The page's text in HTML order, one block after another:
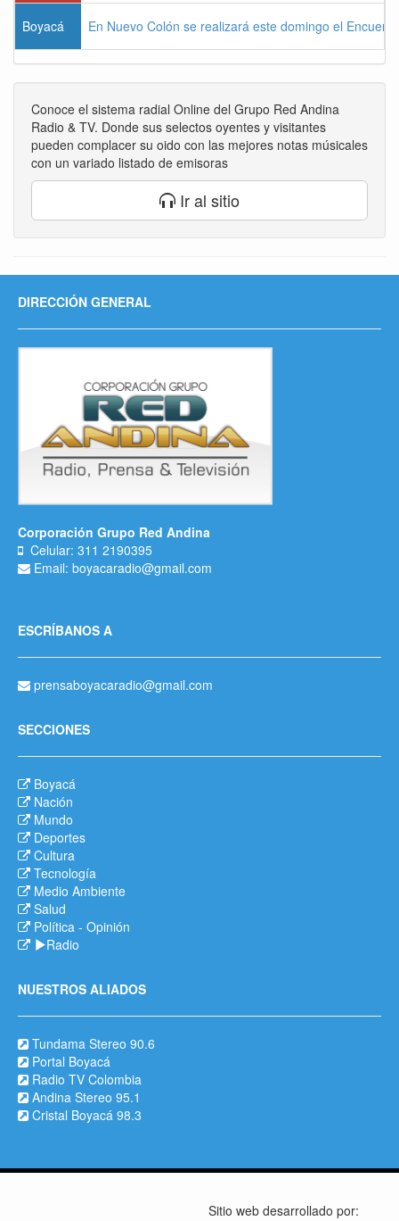
Boyacá En Nuevo Colón se realizará este domingo el
Conoce el sistema radial Online del Grupo Red Andina
Radio & TV. Donde sus selectos oyentes y visitantes
pueden complacer su oido con las mejores notas músicales
con un variado listado de emisoras
Ir al sitio
DIRECCIÓN GENERAL
Corporación Grupo Red Andina
Celular: 311 2190395
Email: boyacaradio@gmail.com
ESCRÍBANOS A
prensaboyacaradio@gmail.com
SECCIONES
Boyacá
Nación
Mundo
Deportes
Cultura
Tecnología
Medio Ambiente
Salud
Política - Opinión
Radio
NUESTROS ALIADOS
Tundama Stereo 90.6
Portal Boyacá
Radio TV Colombia
Andina Stereo 95.1
Cristal Boyacá 98.3
Sitio web desarrollado por: